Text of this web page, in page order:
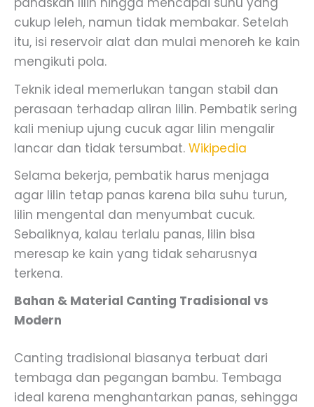
cukup leleh, namun tidak membakar. Setelah
itu, isi reservoir alat dan mulai menoreh ke kain
mengikuti pola.
Teknik ideal memerlukan tangan stabil dan
perasaan terhadap aliran lilin. Pembatik sering
kali meniup ujung cucuk agar lilin mengalir
lancar dan tidak tersumbat. Wikipedia
Selama bekerja, pembatik harus menjaga
agar lilin tetap panas karena bila suhu turun,
lilin mengental dan menyumbat cucuk.
Sebaliknya, kalau terlalu panas, lilin bisa
meresap ke kain yang tidak seharusnya
terkena.
Bahan & Material Canting Tradisional vs
Modern
Canting tradisional biasanya terbuat dari
tembaga dan pegangan bambu. Tembaga
ideal karena menghantarkan panas, sehingga